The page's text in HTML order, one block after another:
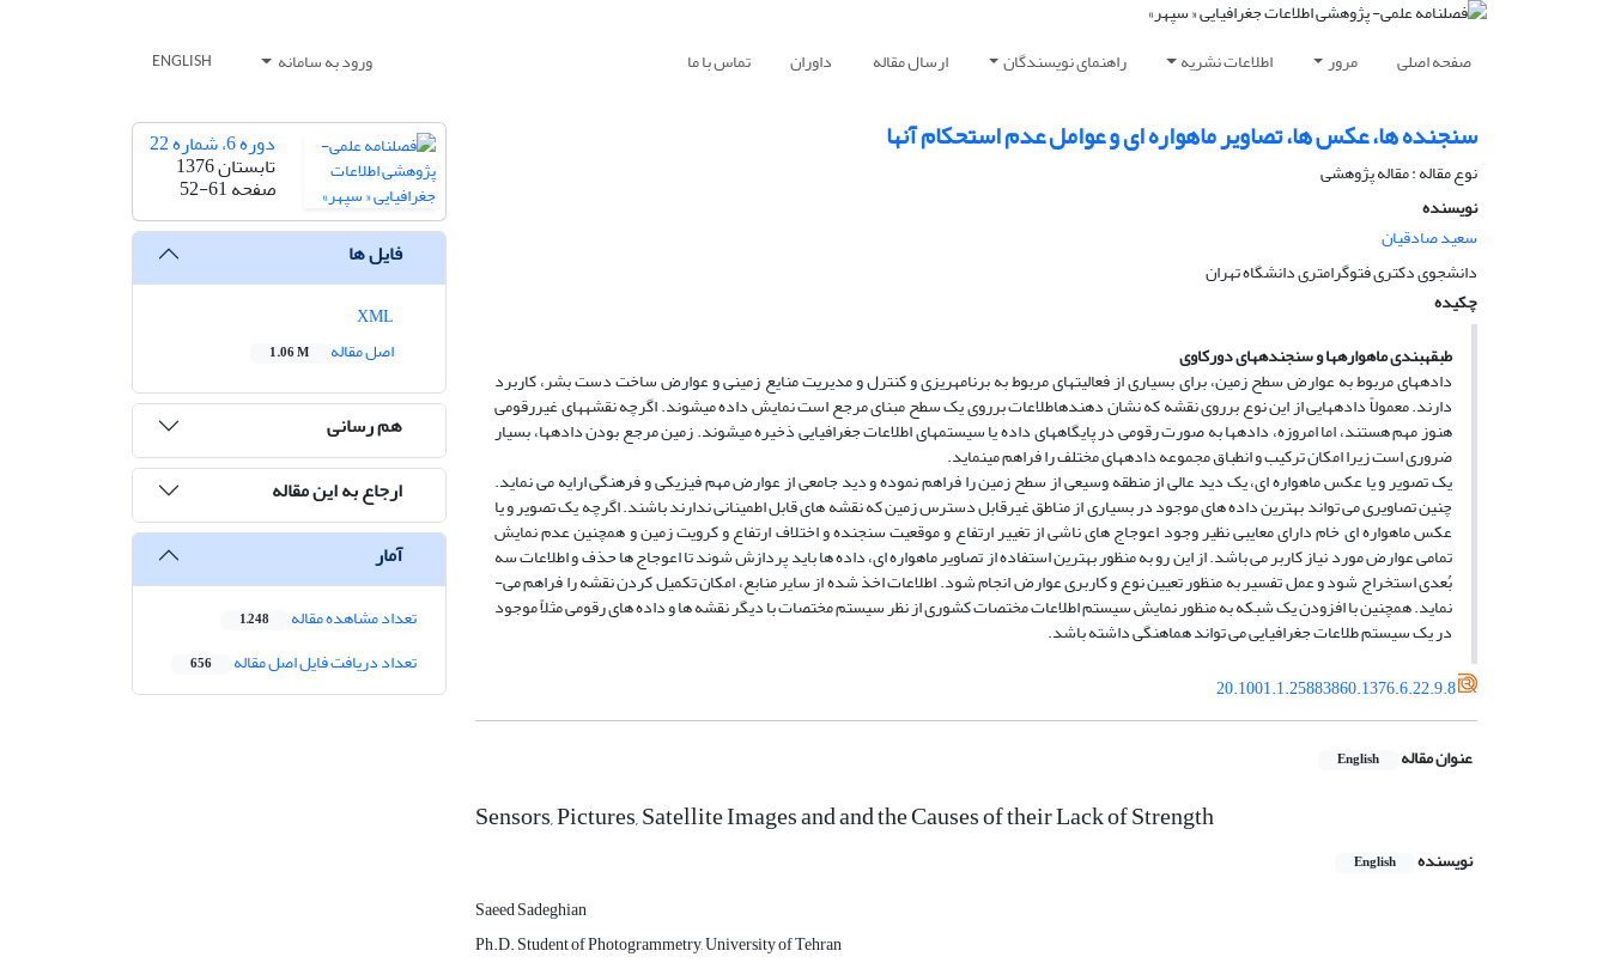
صفحه اصلی مرور اطلاعات نشریه راهنمای نویسندگان ارسال مقاله داوران تماس با ما ورود به سامانه ENGLISH
سنجنده ها، عکس ها، تصاویر ماهواره ای و عوامل عدم استحکام آنها
نوع مقاله : مقاله پژوهشی
نویسنده
سعید صادقیان
دانشجوی دکتری فتوگرامتری دانشگاه تهران
چکیده
طبقه­بندی ماهواره­ها و سنجنده­های دورکاوی
داده­های مربوط به عوارض سطح زمین، برای بسیاری از فعالیت­های مربوط به برنامه­ریزی و کنترل و مدیریت منایع زمینی و عوارض ساخت دست بشر، کاربرد
دارند. معمولاً داده­هایی از این نوع برروی نقشه که نشان دهندهاطلاعات برروی یک سطح مبنای مرجع است نمایش داده می­شوند. اگرچه نقشه­های غیررقومی
هنوز مهم هستند، اما امروزه، داده­ها به صورت رقومی در پایگاه­های داده یا سیستم­های اطلاعات جغرافیایی ذخیره می­شوند. زمین مرجع بودن داده­ها، بسیار
ضروری است زیرا امکان ترکیب و انطباق مجموعه داده­های مختلف را فراهم می­نماید.
یک تصویر و یا عکس ماهواره ­ای، یک دید عالی از منطقه وسیعی از سطح زمین را فراهم نموده و دید جامعی از عوارض مهم فیزیکی و فرهنگی ارایه می ­نماید.
چنین تصاویری می­ تواند بهترین داده­ های موجود در بسیاری از مناطق غیرقابل دسترس زمین که نقشه­ های قابل اطمینانی ندارند باشند. اگرچه یک تصویر و یا
عکس ماهواره ­ای خام دارای معایبی نظیر وجود اعوجاج ­های ناشی از تغییر ارتفاع و موقعیت سنجنده و اختلاف ارتفاع و کرویت زمین و همچنین عدم نمایش
تمامی عوارض مورد نیاز کاربر می­ باشد. از این رو به منظور بهترین استفاده از تصاویر ماهواره­ ای، داده­ ها باید پردازش شوند تا اعوجاج ها حذف و اطلاعات سه
بُعدی استخراج شود و عمل تفسیر به منظور تعیین نوع و کاربری عوارض انجام شود. اطلاعات اخذ شده از سایر منابع، امکان تکمیل کردن نقشه را فراهم می­
نماید. همچنین با افزودن یک شبکه به منظور نمایش سیستم اطلاعات مختصات کشوری از نظر سیستم مختصات با دیگر نقشه ­ها و داده­ های رقومی مثلاً موجود
در یک سیستم طلاعات جغرافیایی می ­تواند هماهنگی داشته باشد.
20.1001.1.25883860.1376.6.22.9.8
عنوان مقاله English
Sensors, Pictures, Satellite Images and and the Causes of their Lack of Strength
نویسنده English
Saeed Sadeghian
Ph.D. Student of Photogrammetry, University of Tehran
دوره 6، شماره 22
تابستان 1376
صفحه52-61
فایل ها
اصل مقاله
1.06 M
هم رسانی
ارجاع به این مقاله
آمار
تعداد مشاهده مقاله 1,248
تعداد دریافت فایل اصل مقاله 656